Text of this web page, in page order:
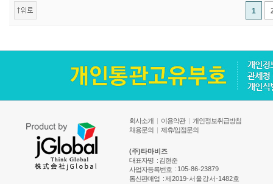
1
회사소개 | 이용약관 | 개인정보취급방침
채용문의 | 제휴/입점문의
(주)타마비즈
대표자명 : 김현준
사업자등록번호 : 105-86-23879
통신판매업 :제2019-서울강서-1482호